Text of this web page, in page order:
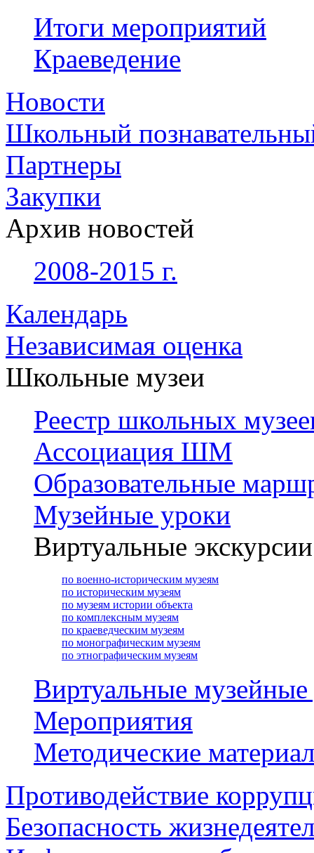
Итоги мероприятий
Краеведение
Новости
Школьный
Партнеры
Закупки
Архив новостей
2008-2015 г.
Календарь
Независимая оценка
Школьные музеи
Реестр школьных
Ассоциация ШМ
Образовательные
Музейные уроки
Виртуальные экскурсии
по военно-историческим музеям
по историческим музеям
по музеям истории объекта
по комплексным музеям
по краеведческим музеям
по монографическим музеям
по этнографическим музеям
Виртуальные
Мероприятия
Методические
Противодействие
Безопасность